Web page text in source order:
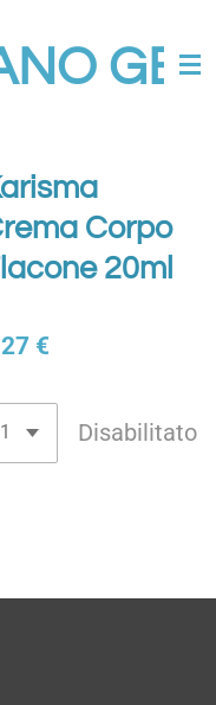
Corpo
20ml
€
Disabilitato